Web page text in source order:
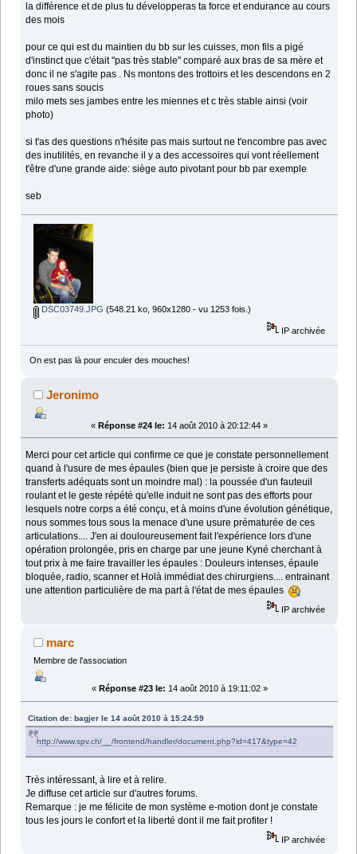
la différence et de plus tu développeras ta force et endurance au cours
des mois
pour ce qui est du maintien du bb sur les cuisses, mon fils a pigé
d'instinct que c'était "pas très stable" comparé aux bras de sa mère et
donc il ne s'agite pas . Ns montons des trottoirs et les descendons en 2
roues sans soucis
milo mets ses jambes entre les miennes et c très stable ainsi (voir
photo)
si t'as des questions n'hésite pas mais surtout ne t'encombre pas avec
des inutilités, en revanche il y a des accessoires qui vont réellement
t'être d'une grande aide: siège auto pivotant pour bb par exemple
seb
DSC03749.JPG (548.21 ko, 960x1280 - vu 1253 fois.)
IP archivée
On est pas là pour enculer des mouches!
Jeronimo
« Réponse #24 le: 14 août 2010 à 20:12:44 »
Merci pour cet article qui confirme ce que je constate personnellement
quand à l'usure de mes épaules (bien que je persiste à croire que des
transferts adéquats sont un moindre mal) : la poussée d'un fauteuil
roulant et le geste répété qu'elle induit ne sont pas des efforts pour
lesquels notre corps a été conçu, et à moins d'une évolution génétique,
nous sommes tous sous la menace d'une usure prématurée de ces
articulations.... J'en ai douloureusement fait l'expérience lors d'une
opération prolongée, pris en charge par une jeune Kyné cherchant à
tout prix à me faire travailler les épaules : Douleurs intenses, épaule
bloquée, radio, scanner et Holà immédiat des chirurgiens.... entrainant
une attention particulière de ma part à l'état de mes épaules
IP archivée
marc
Membre de l'association
« Réponse #23 le: 14 août 2010 à 19:11:02 »
Citation de: bagjer le 14 août 2010 à 15:24:59
http://www.spv.ch/__/frontend/handler/document.php?id=417&type=42
Très intéressant, à lire et à relire.
Je diffuse cet article sur d'autres forums.
Remarque : je me félicite de mon système e-motion dont je constate
tous les jours le confort et la liberté dont il me fait profiter !
IP archivée